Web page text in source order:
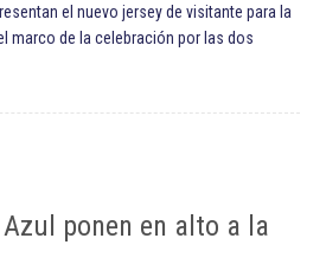
el nuevo jersey de visitante para la
marco de la celebración por las dos
ponen en alto a la